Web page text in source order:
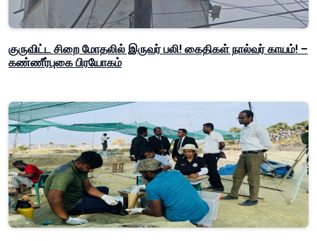
குருவிட்ட சிறை மோதலில் இருவர் பலி! கைதிகள் நால்வர் காயம்! –
கண்ணீர்புகை பிரயோகம்